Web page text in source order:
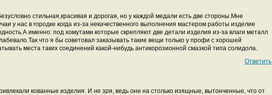
стильная,красивая и дорогая, но у каждой медали есть две стороны.Мне
у нас в городке когда из-за некачественного выполнения мастером работы изделие
именно: под хомутами которые скрепляют две детали изделия из-за влаги металл
что я бы советовал заказывать такие вещи только у профи с хорошей
места таких соединений какой-нибудь антикорозионной смазкой типа солидола.
Ответить
кованные изделия. И не зря, ведь они на столько изящные, вытонченные, что от